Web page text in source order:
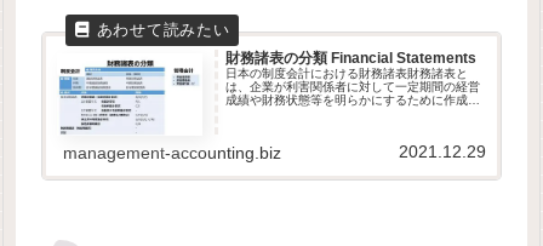
財務諸表の分類 Financial Statements
日本の制度会計における財務諸表財務諸表と
は、企業が利害関係者に対して一定期間の経営
成績や財務状態等を明らかにするために作成す
management-accounting.biz 2021.12.29